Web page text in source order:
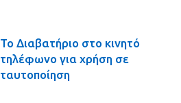
Το Διαβατήριο στο κινητό
τηλέφωνο για χρήση σε
ταυτοποίηση